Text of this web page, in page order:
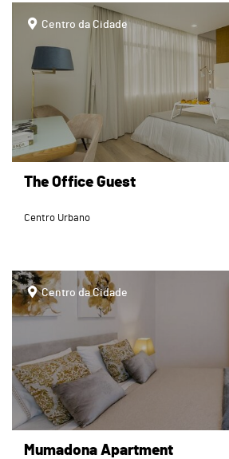
Centro da Cidade
The Office Guest
Centro Urbano
page
Centro da Cidade
Mumadona Apartment